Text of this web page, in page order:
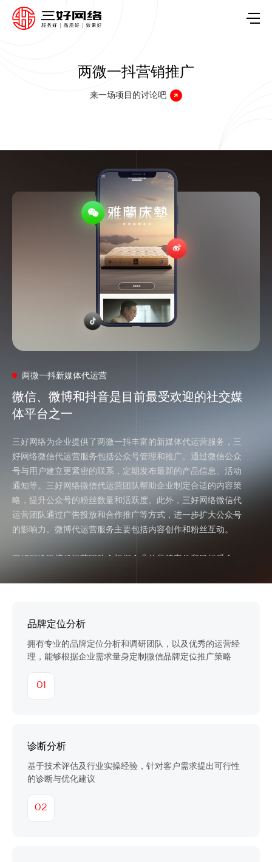
两微一抖营销推广
来一场项目的讨论吧
两微一抖新媒体代运营
微信、微博和抖音是目前最受欢迎的社交媒
体平台之一
微信、微博和抖音是目前最受欢迎的社交媒
体平台之一
三好网络为企业提供了两微一抖丰富的新媒体代运营服务，三
好网络微信代运营服务包括公众号管理和推广。通过微信公众
号与用户建立更紧密的联系，定期发布最新的产品信息、活动
通知等。三好网络微信代运营团队帮助企业制定合适的内容策
略，提升公众号的粉丝数量和活跃度。此外，三好网络微信代
运营团队通过广告投放和合作推广等方式，进一步扩大公众号
的影响力。微博代运营服务主要包括内容创作和粉丝互动。
三好网络微博代运营团队会根据企业的品牌定位和目标受众，
论动态，及时回应用户的问题
品牌定位分析
拥有专业的品牌定位分析和调研团队，以及优秀的运营经
理，能够根据企业需求量身定制微信品牌定位推广策略
01
诊断分析
基于技术评估及行业实操经验，针对客户需求提出可行性
的诊断与优化建议
02